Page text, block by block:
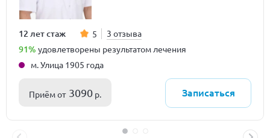
12 лет стаж 5 3 отзыва
91% удовлетворены результатом лечения
м. Улица 1905 года
Приём от 3090 р. Записаться